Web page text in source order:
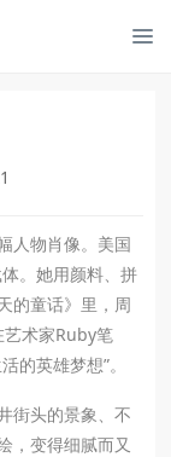
人物肖像。美国
。她用颜料、拼
的童话》里，周
术家Ruby笔
的英雄梦想”。
街头的景象、不
，变得细腻而又